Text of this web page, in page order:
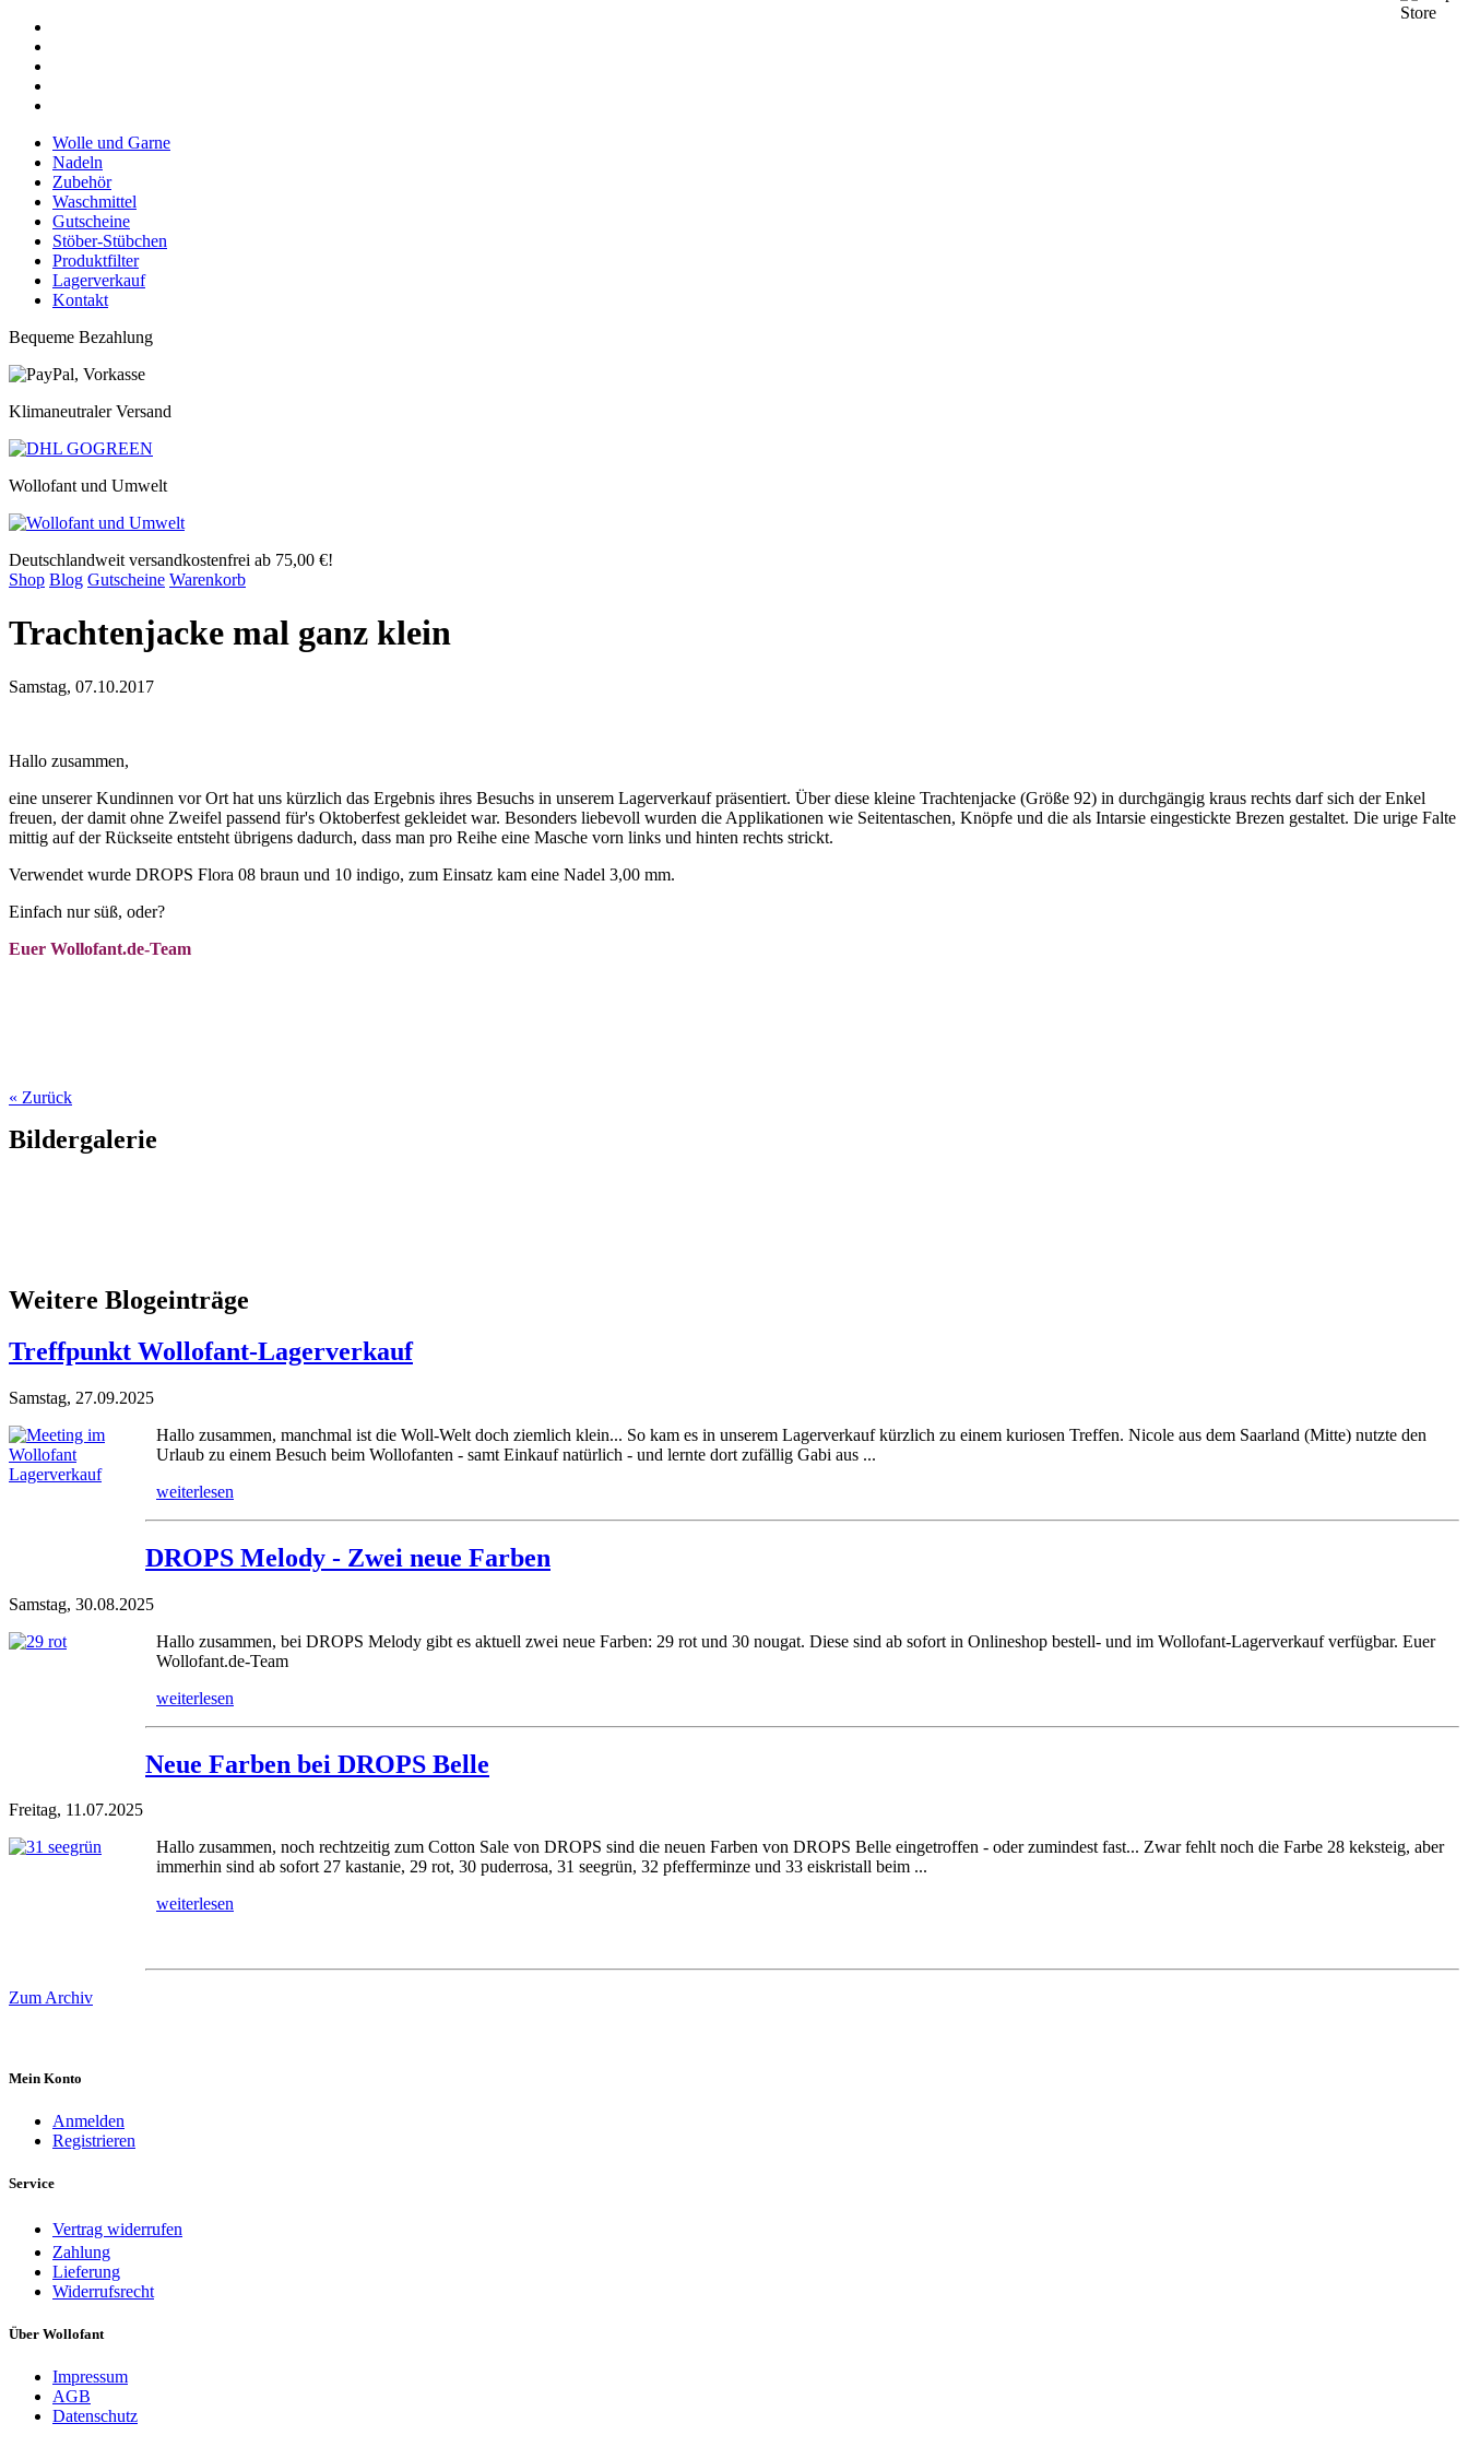
Wolle und Garne
Nadeln
Zubehör
Waschmittel
Gutscheine
Stöber-Stübchen
Produktfilter
Lagerverkauf
Kontakt
Bequeme Bezahlung
Klimaneutraler Versand
Wollofant und Umwelt
Deutschlandweit versandkostenfrei ab 75,00 €!
Shop Blog Gutscheine Warenkorb
Trachtenjacke mal ganz klein
Samstag, 07.10.2017
Hallo zusammen,
eine unserer Kundinnen vor Ort hat uns kürzlich das Ergebnis ihres Besuchs in unserem Lagerverkauf präsentiert. Über diese kleine Trachtenjacke (Größe 92) in durchgängig kraus rechts darf sich der Enkel
freuen, der damit ohne Zweifel passend für's Oktoberfest gekleidet war. Besonders liebevoll wurden die Applikationen wie Seitentaschen, Knöpfe und die als Intarsie eingestickte Brezen gestaltet. Die urige Falte
mittig auf der Rückseite entsteht übrigens dadurch, dass man pro Reihe eine Masche vorn links und hinten rechts strickt.
Verwendet wurde DROPS Flora 08 braun und 10 indigo, zum Einsatz kam eine Nadel 3,00 mm.
Einfach nur süß, oder?
Euer Wollofant.de-Team
« Zurück
Bildergalerie
Weitere Blogeinträge
Treffpunkt Wollofant-Lagerverkauf
Samstag, 27.09.2025
Hallo zusammen, manchmal ist die Woll-Welt doch ziemlich klein... So kam es in unserem Lagerverkauf kürzlich zu einem kuriosen Treffen. Nicole aus dem Saarland (Mitte) nutzte den
Urlaub zu einem Besuch beim Wollofanten - samt Einkauf natürlich - und lernte dort zufällig Gabi aus ...
weiterlesen
DROPS Melody - Zwei neue Farben
Samstag, 30.08.2025
Hallo zusammen, bei DROPS Melody gibt es aktuell zwei neue Farben: 29 rot und 30 nougat. Diese sind ab sofort in Onlineshop bestell- und im Wollofant-Lagerverkauf verfügbar. Euer
Wollofant.de-Team
weiterlesen
Neue Farben bei DROPS Belle
Freitag, 11.07.2025
Hallo zusammen, noch rechtzeitig zum Cotton Sale von DROPS sind die neuen Farben von DROPS Belle eingetroffen - oder zumindest fast... Zwar fehlt noch die Farbe 28 keksteig, aber
immerhin sind ab sofort 27 kastanie, 29 rot, 30 puderrosa, 31 seegrün, 32 pfefferminze und 33 eiskristall beim ...
weiterlesen
Zum Archiv
Mein Konto
Anmelden
Registrieren
Service
Vertrag widerrufen
Zahlung
Lieferung
Widerrufsrecht
Über Wollofant
Impressum
AGB
Datenschutz